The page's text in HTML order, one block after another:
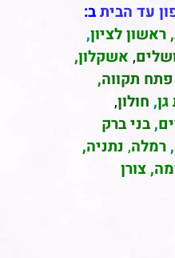
עד הביתב:
,ראשון לציון,
, אשקלון,
פתח תקווה,
, חולון,
,בני ברק
,רמלה, נתניה,
צורן